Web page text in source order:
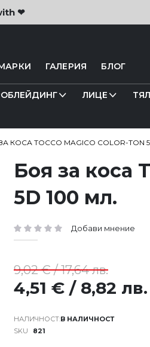
❤
ГАЛЕРИЯ БЛОГ
ЛИЦЕ
КОСА TOCCO MAGICO COLOR-TON
Боя за коса
5D 100 мл.
рейтинг: Добави мнение
В НАЛИЧНОСТ
SKU
821
4,51 € / 8,82 лв.
9,02 € / 17,64 лв.